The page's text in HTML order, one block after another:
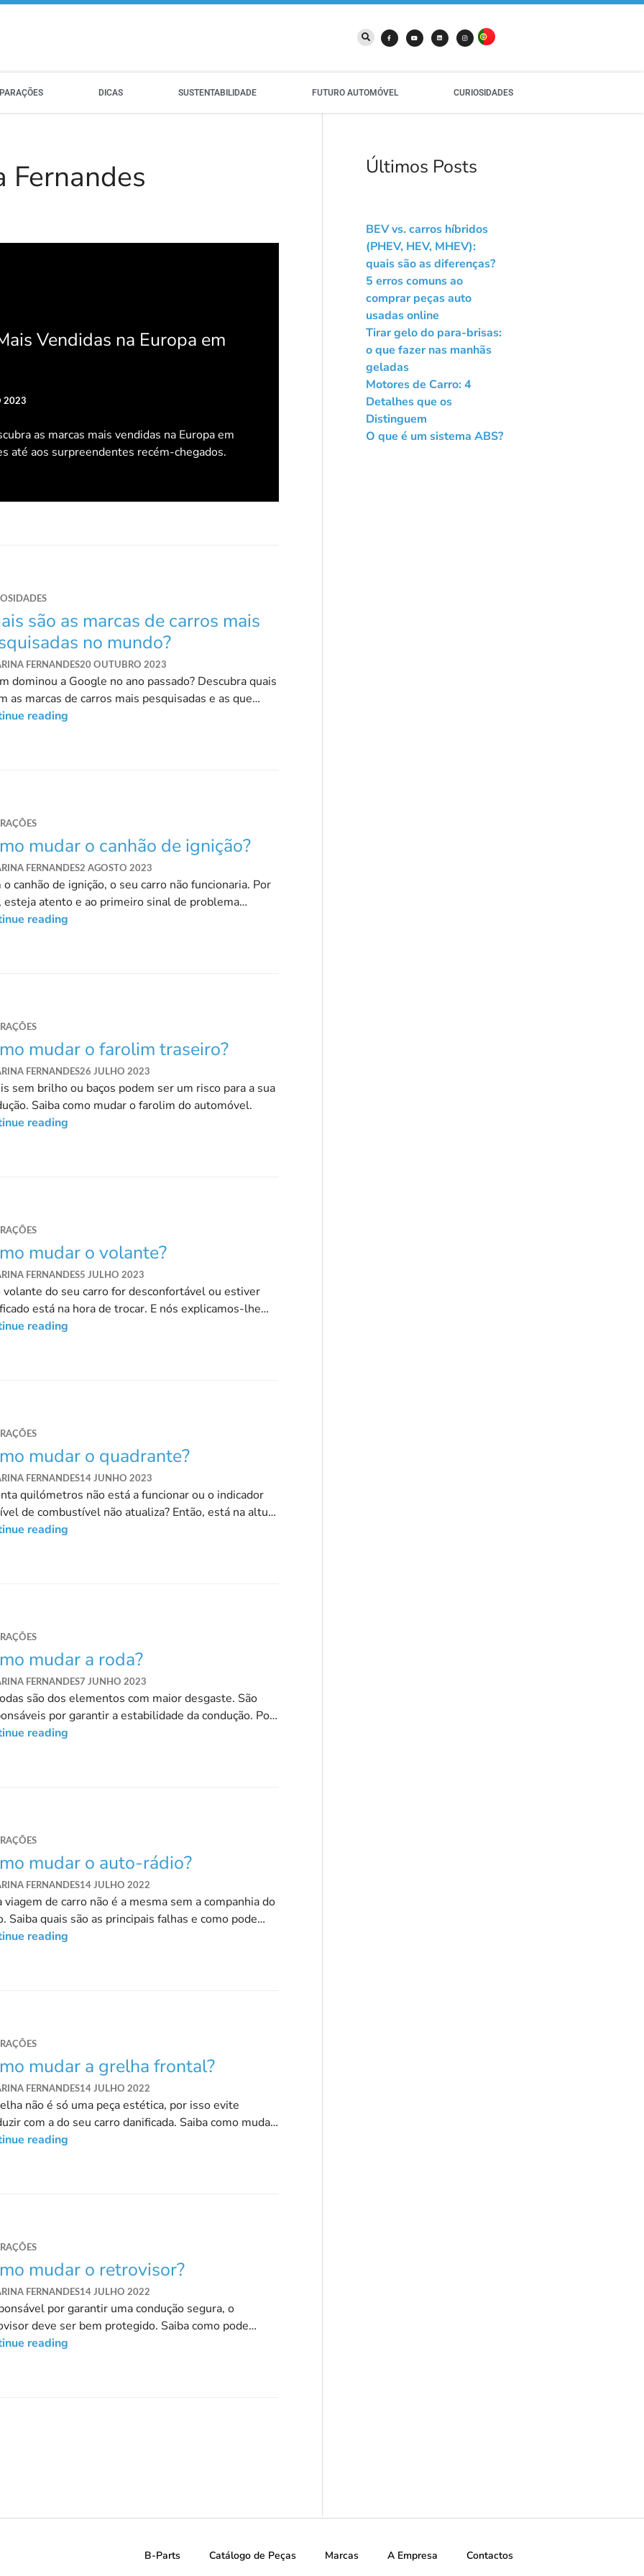
DICAS SUSTENTABILIDADE FUTURO AUTOMÓVEL CURIOSIDADES
Fernandes
Vendidas na Europa em
2023
as marcas mais vendidas na Europa em
até aos surpreendentes recém-chegados.
são as marcas de carros mais
no mundo?
FERNANDES20 OUTUBRO 2023
dominou a Google no ano passado? Descubra quais
as marcas de carros mais pesquisadas e as que
a sua popularidade.
reading
mudar o canhão de ignição?
FERNANDES2 AGOSTO 2023
o canhão de ignição, o seu carro não funcionaria. Por
esteja atento e ao primeiro sinal de problema
reading
mudar o farolim traseiro?
FERNANDES26 JULHO 2023
sem brilho ou baços podem ser um risco para a sua
Saiba como mudar o farolim do automóvel.
reading
mudar o volante?
FERNANDES5 JULHO 2023
volante do seu carro for desconfortável ou estiver
está na hora de trocar. E nós explicamos-lhe
pode mudar!
reading
mudar o quadrante?
FERNANDES14 JUNHO 2023
quilómetros não está a funcionar ou o indicador
de combustível não atualiza? Então, está na altura
o quadrante.
reading
mudar a roda?
FERNANDES7 JUNHO 2023
são dos elementos com maior desgaste. São
por garantir a estabilidade da condução. Por
saiba como pode mudá-las.
reading
mudar o auto-rádio?
FERNANDES14 JULHO 2022
viagem de carro não é a mesma sem a companhia do
Saiba quais são as principais falhas e como pode
o auto-rádio.
reading
mudar a grelha frontal?
FERNANDES14 JULHO 2022
não é só uma peça estética, por isso evite
com a do seu carro danificada. Saiba como mudar
do automóvel.
reading
mudar o retrovisor?
FERNANDES14 JULHO 2022
por garantir uma condução segura, o
deve ser bem protegido. Saiba como pode
o retrovisor neste artigo!
reading
Últimos Posts
BEV vs. carros híbridos
(PHEV, HEV, MHEV):
quais são as diferenças?
5 erros comuns ao
comprar peças auto
usadas online
Tirar gelo do para-brisas:
o que fazer nas manhãs
geladas
Motores de Carro: 4
Detalhes que os
Distinguem
O que é um sistema ABS?
B-Parts Catálogo de Peças Marcas A Empresa Contactos